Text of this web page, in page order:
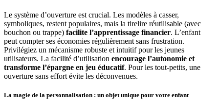
Le système d’ouverture est crucial. Les modèles à casser,
symboliques, restent populaires, mais la tirelire réutilisable (avec
bouchon ou trappe) facilite l’apprentissage financier. L’enfant
peut compter ses économies régulièrement sans frustration.
Privilégiez un mécanisme robuste et intuitif pour les jeunes
utilisateurs. La facilité d’utilisation encourage l’autonomie et
transforme l’épargne en jeu éducatif. Pour les tout-petits, une
ouverture sans effort évite les déconvenues.
La magie de la personnalisation : un objet unique pour votre enfant